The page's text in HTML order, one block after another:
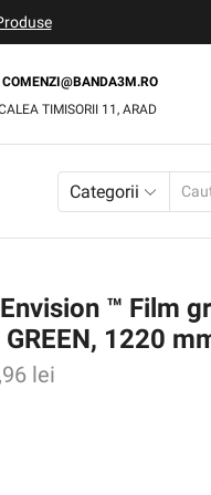
COMENZI@BANDA3M.RO
TIMISORII 11, ARAD
Categorii
™ Film
1220
lei